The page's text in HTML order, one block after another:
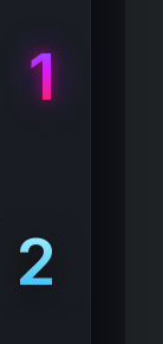
1
2